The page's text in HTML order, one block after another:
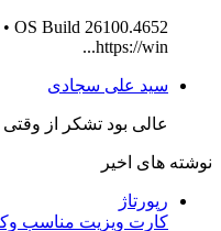
OS Build 26100.4652
https://win...
سید علی سجادی
عالی بود تشکر از
نوشته های اخیر
رپورتاژ
کارت ویزیت مناسب